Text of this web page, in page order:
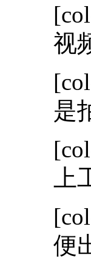
视
是
便